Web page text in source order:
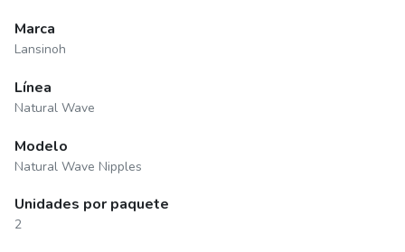
Marca
Lansinoh
Línea
Natural Wave
Modelo
Natural Wave Nipples
Unidades por paquete
2